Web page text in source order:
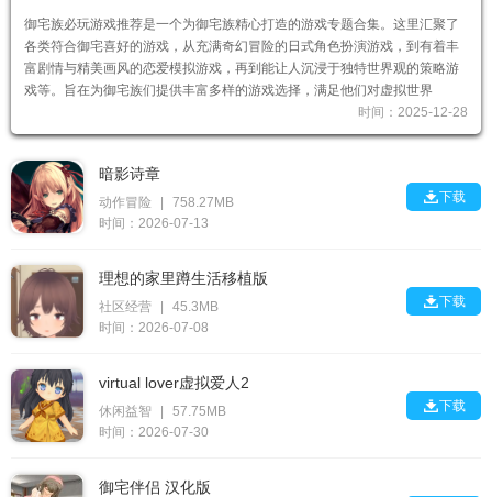
御宅族必玩游戏推荐是一个为御宅族精心打造的游戏专题合集。这里汇聚了
各类符合御宅喜好的游戏，从充满奇幻冒险的日式角色扮演游戏，到有着丰
富剧情与精美画风的恋爱模拟游戏，再到能让人沉浸于独特世界观的策略游
戏等。旨在为御宅族们提供丰富多样的游戏选择，满足他们对虚拟世界
时间：2025-12-28
暗影诗章
动作冒险
758.27MB
时间：2026-07-13
下载
理想的家里蹲生活移植版
社区经营
45.3MB
时间：2026-07-08
下载
virtual lover虚拟爱人2
休闲益智
57.75MB
时间：2026-07-30
下载
御宅伴侣 汉化版